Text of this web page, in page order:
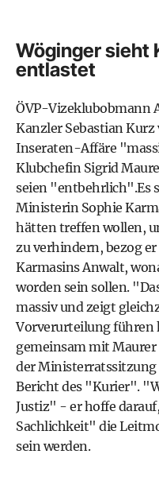
Wöginger sieht
entlastet
ÖVP-Vizeklubobmann
Kanzler Sebastian
Inseraten-Affäre
Klubchefin Sigrid
seien "entbehrlich".Es
Ministerin Sophie
hätten treffen wollen,
zu verhindern, bezog
Karmasins Anwalt,
worden sein sollen.
massiv und zeigt
Vorverurteilung führen
gemeinsam mit
der
Bericht des "Kurier".
Justiz" - er hoffe
Sachlichkeit" die
sein werden.